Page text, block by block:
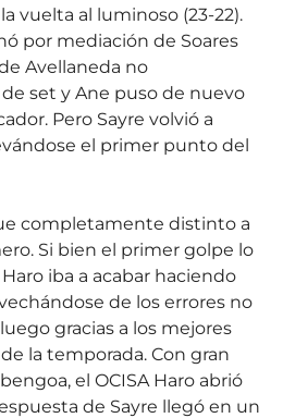
vuelta al luminoso (23-22).
por mediación de Soares
Avellaneda no
set y Ane puso de nuevo
Pero Sayre volvió a
el primer punto del
completamente distinto a
Si bien el primer golpe lo
Haro iba a acabar haciendo
de los errores no
gracias a los mejores
la temporada. Con gran
el OCISA Haro abrió
de Sayre llegó en un